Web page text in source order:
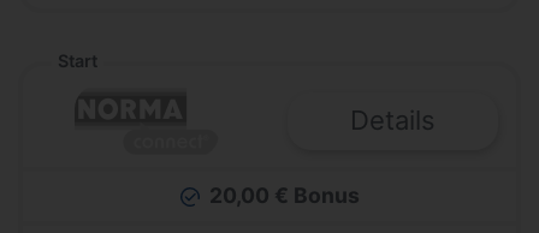
Start
Details
20,00 € Bonus